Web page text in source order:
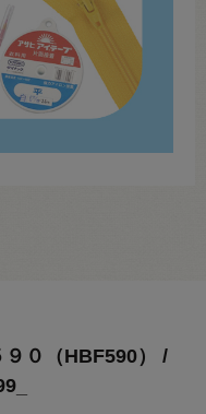
９０（HBF590） /